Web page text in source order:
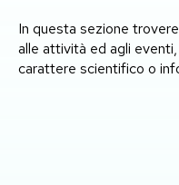
In questa sezione
alle attività ed agli
carattere scientifico o